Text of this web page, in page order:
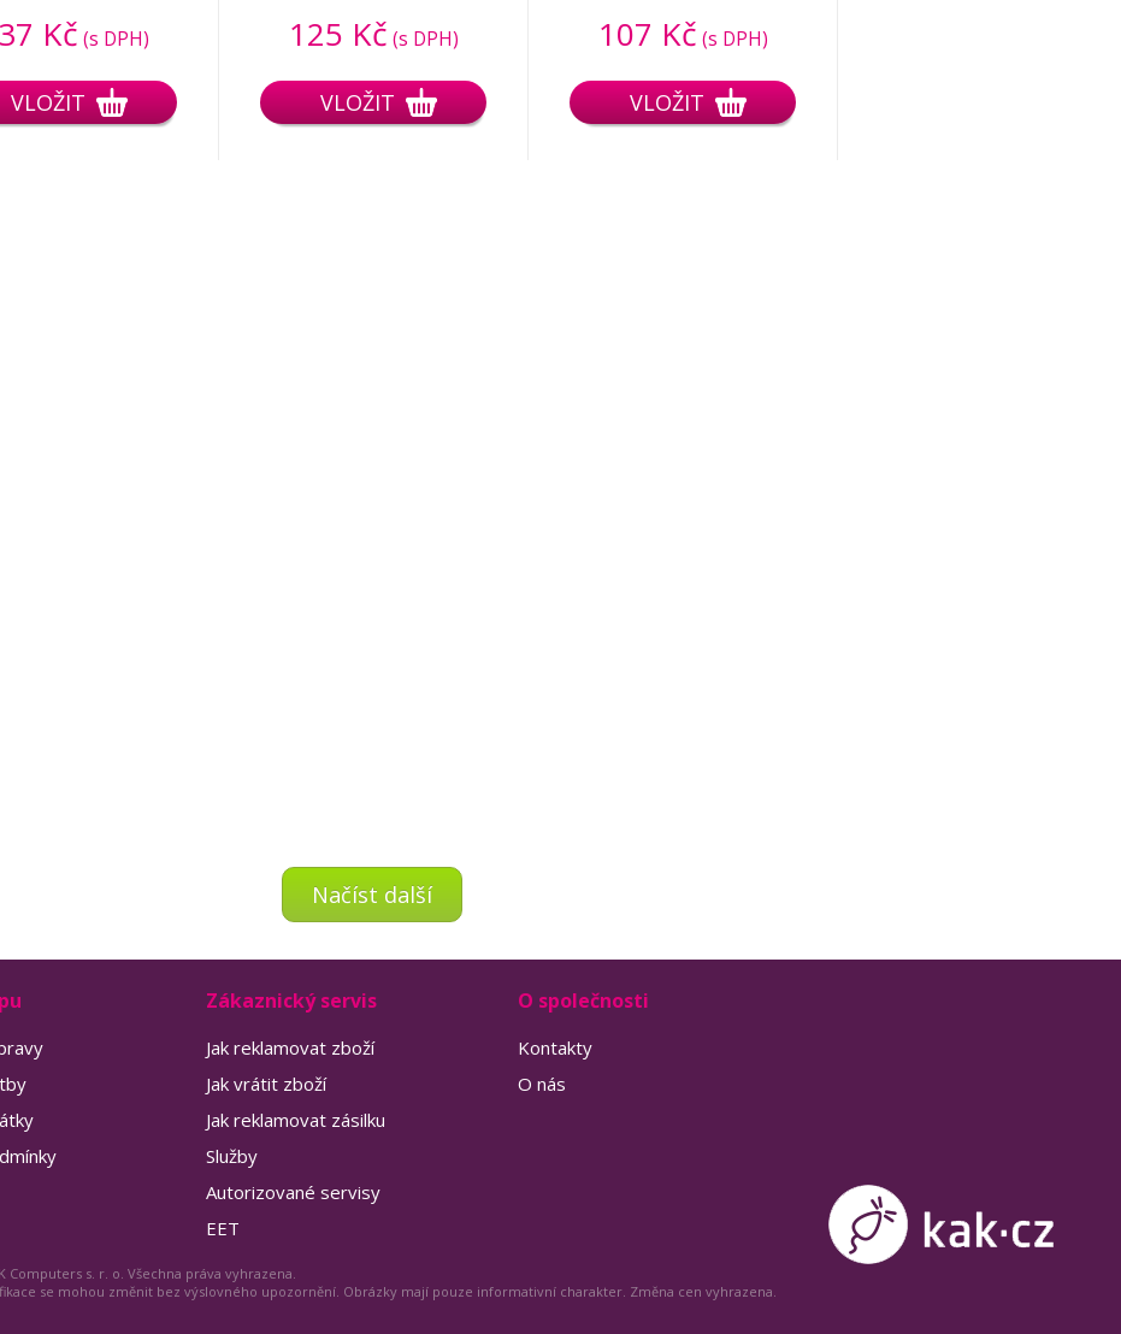
Kč (s DPH)
VLOŽIT
125 Kč (s DPH)
VLOŽIT
107 Kč (s DPH)
VLOŽIT
Načíst další
Zákaznický servis
Jak reklamovat zboží
Jak vrátit zboží
Jak reklamovat zásilku
Služby
Autorizované servisy
EET
O společnosti
Kontakty
O nás
Computers s. r. o. Všechna práva vyhrazena.
se mohou změnit bez výslovného upozornění. Obrázky mají pouze informativní charakter. Změna cen vyhrazena.